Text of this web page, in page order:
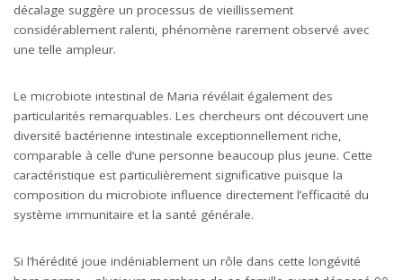
décalage suggère un processus de vieillissement
considérablement ralenti, phénomène rarement observé avec
une telle ampleur.
Le microbiote intestinal de Maria révélait également des
particularités remarquables. Les chercheurs ont découvert une
diversité bactérienne intestinale exceptionnellement riche,
comparable à celle d’une personne beaucoup plus jeune. Cette
caractéristique est particulièrement significative puisque la
composition du microbiote influence directement l’efficacité du
système immunitaire et la santé générale.
Si l’hérédité joue indéniablement un rôle dans cette longévité